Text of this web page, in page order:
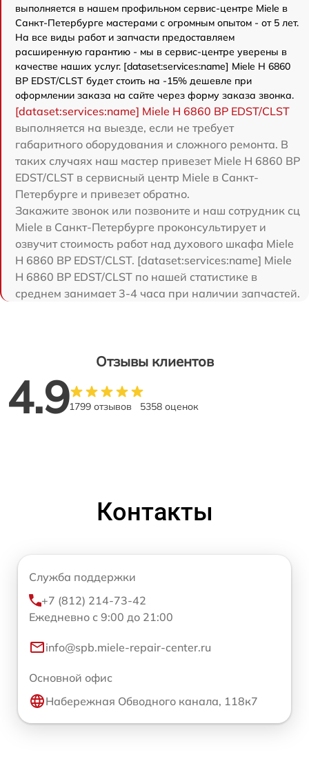
выполняется в нашем профильном сервис-центре Miele в
Санкт-Петербурге мастерами с огромным опытом - от 5 лет.
На все виды работ и запчасти предоставляем
расширенную гарантию - мы в сервис-центре уверены в
качестве наших услуг. [dataset:services:name] Miele H 6860
BP EDST/CLST будет стоить на -15% дешевле при
оформлении заказа на сайте через форму заказа звонка.
[dataset:services:name] Miele H 6860 BP EDST/CLST
выполняется на выезде, если не требует
габаритного оборудования и сложного ремонта. В
таких случаях наш мастер привезет Miele H 6860 BP
EDST/CLST в сервисный центр Miele в Санкт-
Петербурге и привезет обратно.
Закажите звонок или позвоните и наш сотрудник сц
Miele в Санкт-Петербурге проконсультирует и
озвучит стоимость работ над духового шкафа Miele
H 6860 BP EDST/CLST. [dataset:services:name] Miele
H 6860 BP EDST/CLST по нашей статистике в
среднем занимает 3-4 часа при наличии запчастей.
Отзывы клиентов
4.91799 отзывов 5358 оценок
Контакты
Служба поддержки
+7 (812) 214-73-42
Ежедневно с 9:00 до 21:00
info@spb.miele-repair-center.ru
Основной офис
Набережная Обводного канала, 118к7